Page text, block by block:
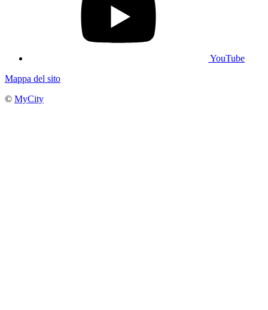
YouTube
Mappa del sito
© MyCity